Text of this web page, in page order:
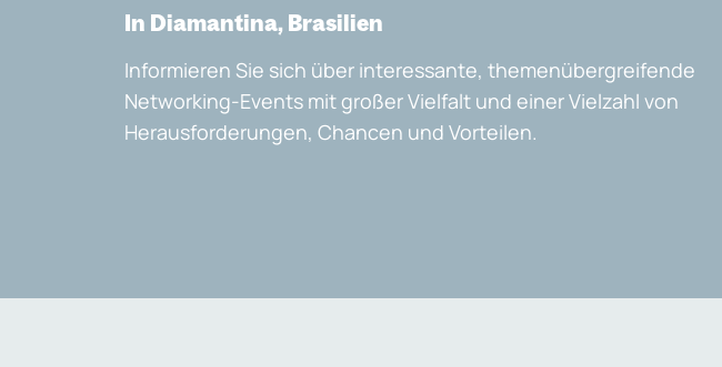
In Diamantina, Brasilien
Informieren Sie sich über interessante, themenübergreifende
Networking-Events mit großer Vielfalt und einer Vielzahl von
Herausforderungen, Chancen und Vorteilen.